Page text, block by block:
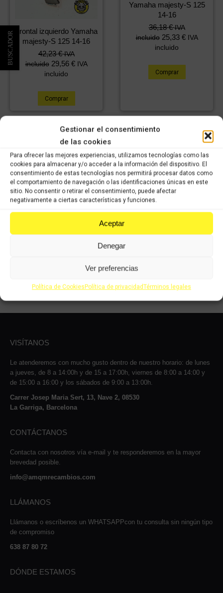
Gestionar el consentimiento
de las cookies
Para ofrecer las mejores experiencias, utilizamos tecnologías como las
cookies para almacenar y/o acceder a la información del dispositivo. El
consentimiento de estas tecnologías nos permitirá procesar datos como
el comportamiento de navegación o las identificaciones únicas en este
sitio. No consentir o retirar el consentimiento, puede afectar
negativamente a ciertas características y funciones.
Aceptar
Denegar
Ver preferencias
Política de CookiesPolítica de privacidadTérminos legales
Frontal izquierdo Yamaha
majesty-S 125 14-16
42,23€ IVA
incluido 29,56 € IVA
incluido
Comprar
Yamaha majesty-S 125
14-16
36,18€ IVA
incluido 25,33 € IVA
incluido
Comprar
Tapa trasera derecha
Yamaha majesty-S 125
VISÍTANOS
Le atenderemos con mucho gusto dentro de nuestro horario: de lunes
a jueves, de 8 a 14:00h y de 15 a 17:00h, viernes de 8:00 a 14:00 y
de 15:00 a 16:00 y los sábados de 9:00 a 13:00h.
Carrer Josep Maria Sert, 13, Nave 2, 08530
La Garriga, Barcelona
CONTÁCTANOS
Contacta con nosotros vía e-mail y te responderemos en la mayor
brevedad posible.
info@amqmrecambios.com
LLÁMANOS
Llámanos o escríbenos un WHATSAPPcon tu consulta sin ningún tipo
de compromiso
638 87 80 72
DÓNDE ESTAMOS